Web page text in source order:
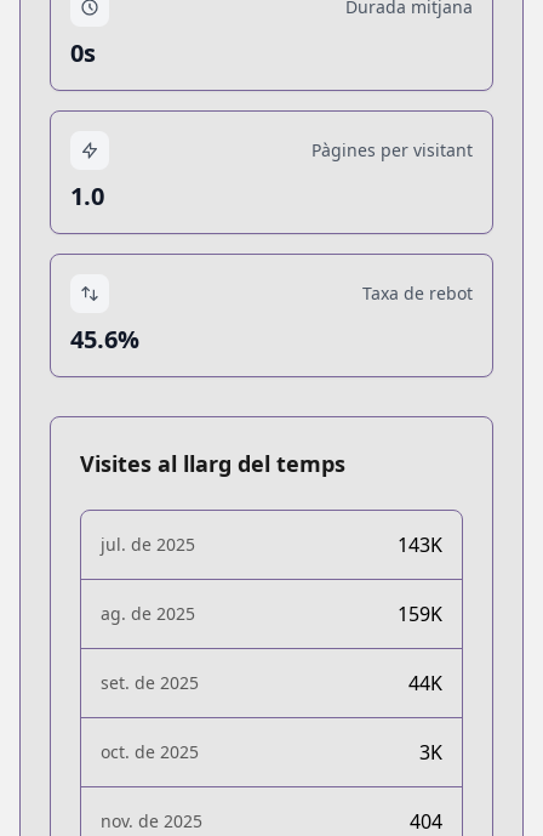
Durada mitjana
0s
Pàgines per visitant
1.0
Taxa de rebot
45.6%
Visites al llarg del temps
jul. de 2025 143K
ag. de 2025 159K
set. de 2025 44K
oct. de 2025 3K
nov. de 2025 404